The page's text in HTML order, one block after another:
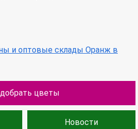
и оптовые склады Оранж в
цветы
Новости